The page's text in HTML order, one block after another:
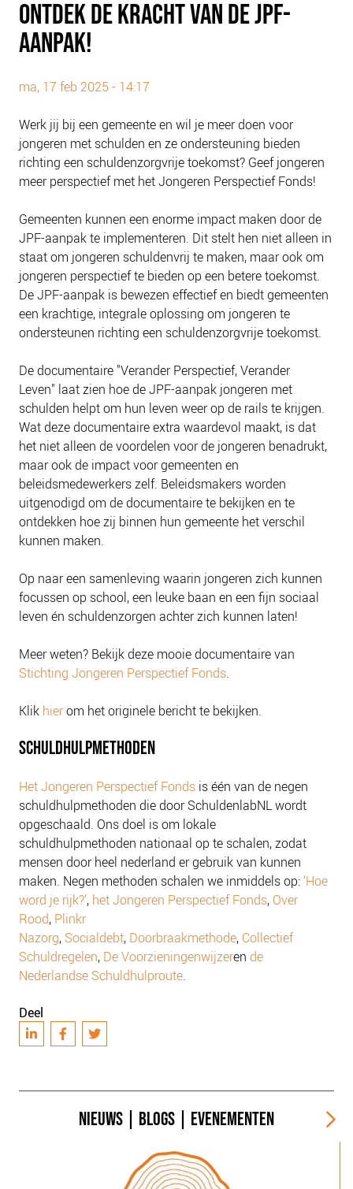
PLINKR NAZORG
SOCIALDEBT
COLLECTIEF SCHULDREGELEN
NEDERLANDSE SCHULDHULPROUTE (NSR)
OVER ONS
HET TEAM
ONZE PARTNERS
VACATURES
IN DE MEDIA
OVER NCFG
NIEUWS
BLOGS
ONTDEK DE KRACHT VAN DE JPF-
AANPAK!
ma, 17 feb 2025 - 14:17
Werk jij bij een gemeente en wil je meer doen voor
jongeren met schulden en ze ondersteuning bieden
richting een schuldenzorgvrije toekomst? Geef jongeren
meer perspectief met het Jongeren Perspectief Fonds!
Gemeenten kunnen een enorme impact maken door de
JPF-aanpak te implementeren. Dit stelt hen niet alleen in
staat om jongeren schuldenvrij te maken, maar ook om
jongeren perspectief te bieden op een betere toekomst.
De JPF-aanpak is bewezen effectief en biedt gemeenten
een krachtige, integrale oplossing om jongeren te
ondersteunen richting een schuldenzorgvrije toekomst.
De documentaire "Verander Perspectief, Verander
Leven" laat zien hoe de JPF-aanpak jongeren met
schulden helpt om hun leven weer op de rails te krijgen.
Wat deze documentaire extra waardevol maakt, is dat
het niet alleen de voordelen voor de jongeren benadrukt,
maar ook de impact voor gemeenten en
beleidsmedewerkers zelf. Beleidsmakers worden
uitgenodigd om de documentaire te bekijken en te
ontdekken hoe zij binnen hun gemeente het verschil
kunnen maken.
Op naar een samenleving waarin jongeren zich kunnen
focussen op school, een leuke baan en een fijn sociaal
leven én schuldenzorgen achter zich kunnen laten!
Meer weten? Bekijk deze mooie documentaire van
Stichting Jongeren Perspectief Fonds.
Klik hierom het originele bericht te bekijken.
SCHULDHULPMETHODEN
Het Jongeren Perspectief Fonds is één van de negen
schuldhulpmethoden die door SchuldenlabNL wordt
opgeschaald. Ons doel is om lokale
schuldhulpmethoden nationaal op te schalen, zodat
mensen door heel nederland er gebruik van kunnen
maken. Negen methoden schalen we inmiddels op:‘Hoe
word je rijk?’, het Jongeren Perspectief Fonds, Over
Rood, Plinkr
Nazorg, Socialdebt, Doorbraakmethode, Collectief
Schuldregelen, De Voorzieningenwijzeren de
Nederlandse Schuldhulproute.
Deel
NIEUWS BLOGS EVENEMENTEN